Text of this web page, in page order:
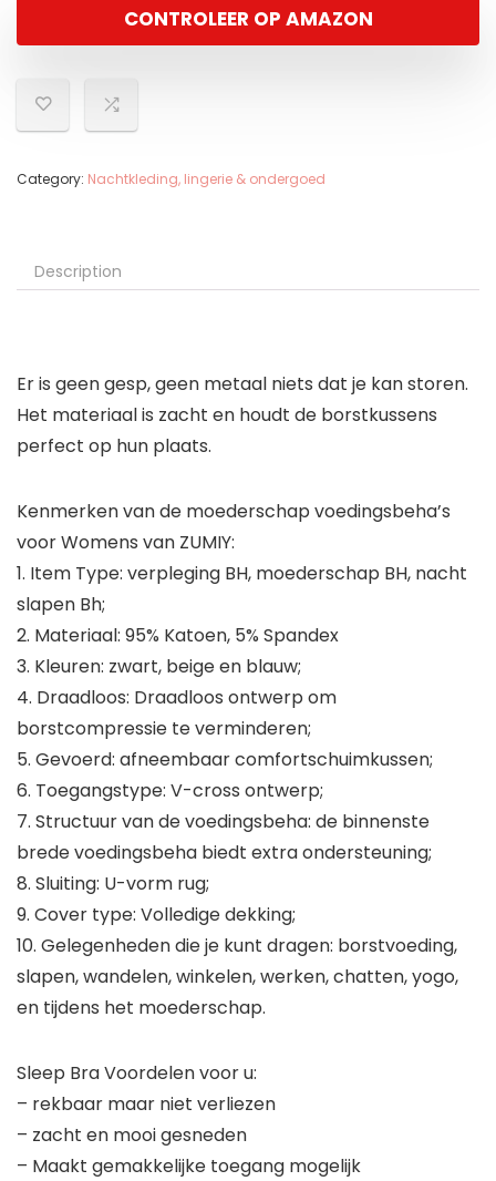
CONTROLEER OP AMAZON
Category: Nachtkleding, lingerie & ondergoed
Description
Er is geen gesp, geen metaal niets dat je kan storen.
Het materiaal is zacht en houdt de borstkussens
perfect op hun plaats.
Kenmerken van de moederschap voedingsbeha’s
voor Womens van ZUMIY:
1. Item Type: verpleging BH, moederschap BH, nacht
slapen Bh;
2. Materiaal: 95% Katoen, 5% Spandex
3. Kleuren: zwart, beige en blauw;
4. Draadloos: Draadloos ontwerp om
borstcompressie te verminderen;
5. Gevoerd: afneembaar comfortschuimkussen;
6. Toegangstype: V-cross ontwerp;
7. Structuur van de voedingsbeha: de binnenste
brede voedingsbeha biedt extra ondersteuning;
8. Sluiting: U-vorm rug;
9. Cover type: Volledige dekking;
10. Gelegenheden die je kunt dragen: borstvoeding,
slapen, wandelen, winkelen, werken, chatten, yogo,
en tijdens het moederschap.
Sleep Bra Voordelen voor u:
– rekbaar maar niet verliezen
– zacht en mooi gesneden
– Maakt gemakkelijke toegang mogelijk